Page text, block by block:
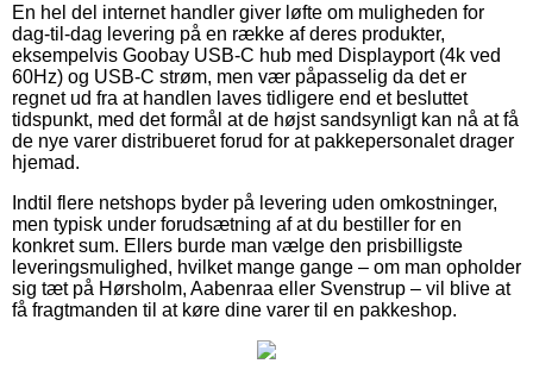
En hel del internet handler giver løfte om muligheden for
dag-til-dag levering på en række af deres produkter,
eksempelvis Goobay USB-C hub med Displayport (4k ved
60Hz) og USB-C strøm, men vær påpasselig da det er
regnet ud fra at handlen laves tidligere end et besluttet
tidspunkt, med det formål at de højst sandsynligt kan nå at få
de nye varer distribueret forud for at pakkepersonalet drager
hjemad.
Indtil flere netshops byder på levering uden omkostninger,
men typisk under forudsætning af at du bestiller for en
konkret sum. Ellers burde man vælge den prisbilligste
leveringsmulighed, hvilket mange gange – om man opholder
sig tæt på Hørsholm, Aabenraa eller Svenstrup – vil blive at
få fragtmanden til at køre dine varer til en pakkeshop.